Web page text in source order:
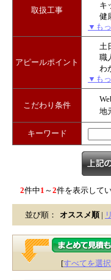
取扱工事
キ
健
▼も
アピールポイント
土
職
わ
▼も
こだわり条件
地
キーワード
2件中1 ～2件を表示してい
並び順： オススメ順 |
[すべてを選択